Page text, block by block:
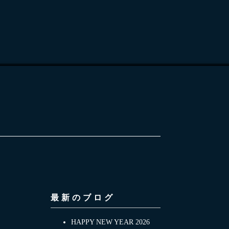
最新のブログ
HAPPY NEW YEAR 2026